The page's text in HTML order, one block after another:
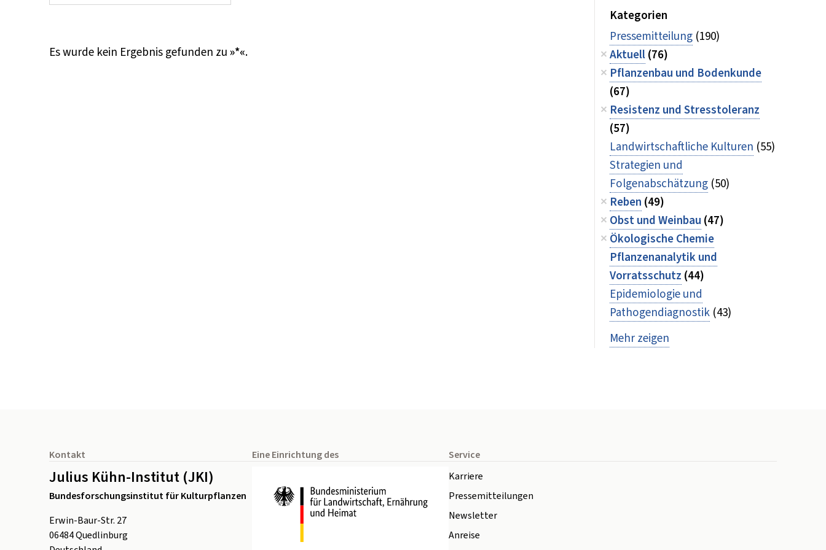
Es wurde kein Ergebnis gefunden zu»*«.
Kategorien
Pressemitteilung (190)
Aktuell(76)
Pflanzenbau und Bodenkunde
(67)
Resistenz und Stresstoleranz
(57)
Landwirtschaftliche Kulturen (55)
Strategien und
Folgenabschätzung (50)
Reben (49)
Obst und Weinbau (47)
Ökologische Chemie
Pflanzenanalytik und
Vorratsschutz (44)
Epidemiologie und
Pathogendiagnostik (43)
Mehr zeigen
Kontakt
Julius Kühn-Institut (JKI)
Bundesforschungsinstitut für Kulturpflanzen
Erwin-Baur-Str. 27
06484Quedlinburg
Eine Einrichtung des
Service
Karriere
Pressemitteilungen
Newsletter
Anreise